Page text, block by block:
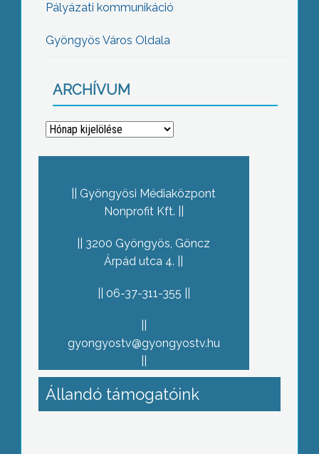
Pályázati kommunikáció
Gyöngyös Város Oldala
ARCHÍVUM
Archívum
Gyöngyösi Médiaközpont
Nonprofit Kft.
3200 Gyöngyös, Göncz
Árpád utca 4.
06-37-311-355
gyongyostv@gyongyostv.hu
Állandó támogatóink